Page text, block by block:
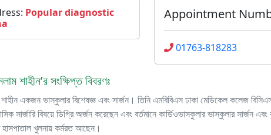
Popular diagnostic
Appointment
01763-818283
শাহীন’র সংক্ষিপ্ত বিবরণঃ
একজন ভাস্কুলার বিশেষজ্ঞ এবং সার্জন। তিনি এমবিবিএস ঢাকা মেডিকেল কলেজ
সার্জারি বিষয়ে ডিগ্রি অর্জন করেছেন এবং বর্তমানে কার্ডিওভাসকুলার ভাস্কুলার সার্জন এবং
হাসপাতাল খুলনায় কর্মরত আছেন।